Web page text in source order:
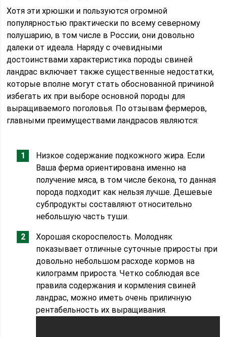
Хотя эти хрюшки и пользуются огромной
популярностью практически по всему северному
полушарию, в том числе в России, они довольно
далеки от идеала. Наряду с очевидными
достоинствами характеристика породы свиней
ландрас включает также существенные недостатки,
которые вполне могут стать обоснованной причиной
избегать их при выборе основной породы для
выращиваемого поголовья. По отзывам фермеров,
главными преимуществами ландрасов являются:
Низкое содержание подкожного жира. Если
Ваша ферма ориентирована именно на
получение мяса, в том числе бекона, то данная
порода подходит как нельзя лучше. Дешевые
субпродукты составляют относительно
небольшую часть туши.
Хорошая скороспелость. Молодняк
показывает отличные суточные приросты при
довольно небольшом расходе кормов на
килограмм прироста. Четко соблюдая все
правила содержания и кормления свиней
ландрас, можно иметь очень приличную
рентабельность их выращивания.